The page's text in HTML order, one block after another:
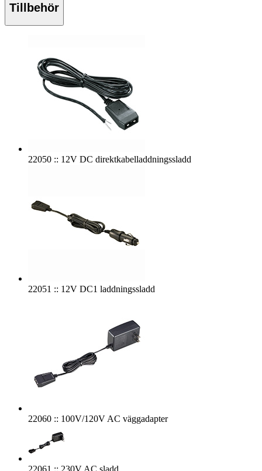
Tillbehör
22050 :: 12V DC direktkabelladdningssladd
22051 :: 12V DC1 laddningssladd
22060 :: 100V/120V AC väggadapter